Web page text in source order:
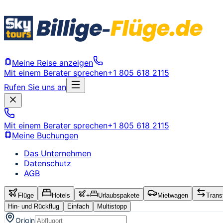
Meine Reise anzeigen
Mit einem Berater sprechen+1 805 618 2115
Rufen Sie uns an
Mit einem Berater sprechen+1 805 618 2115
Meine Buchungen
Das Unternehmen
Datenschutz
AGB
Flüge Hotels + Urlaubspakete Mietwagen
Hin- und Rückflug
Einfach Multistopp
Origin